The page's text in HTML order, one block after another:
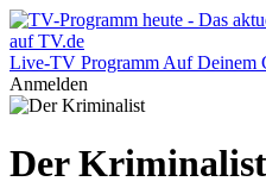
Live-TV Programm Auf Deinem
Anmelden
Der Kriminalist